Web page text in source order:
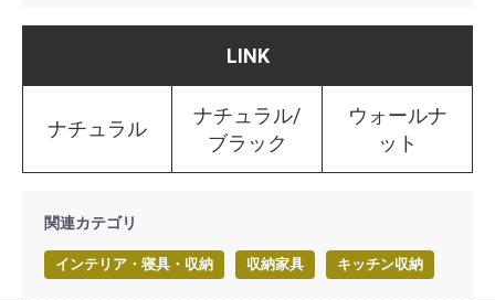
LINK
ナチュラル
ナチュラル/
ブラック
ウォールナ
ット
関連カテゴリ
インテリア・寝具・収納 収納家具 キッチン収納